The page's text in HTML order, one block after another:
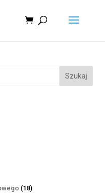
Szukaj
1818